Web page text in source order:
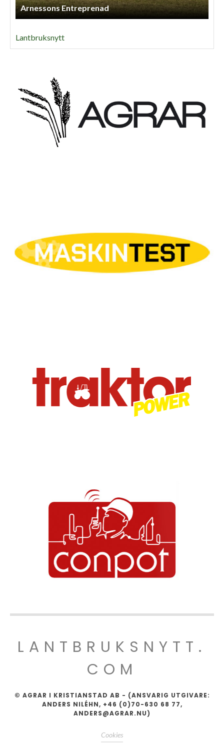
Arnessons Entreprenad
Lantbruksnytt
LANTBRUKSNYTT.
COM
© AGRAR I KRISTIANSTAD AB - (ANSVARIG UTGIVARE:
ANDERS NILÉHN, +46 (0)70-630 68 77,
ANDERS@AGRAR.NU)
Cookies